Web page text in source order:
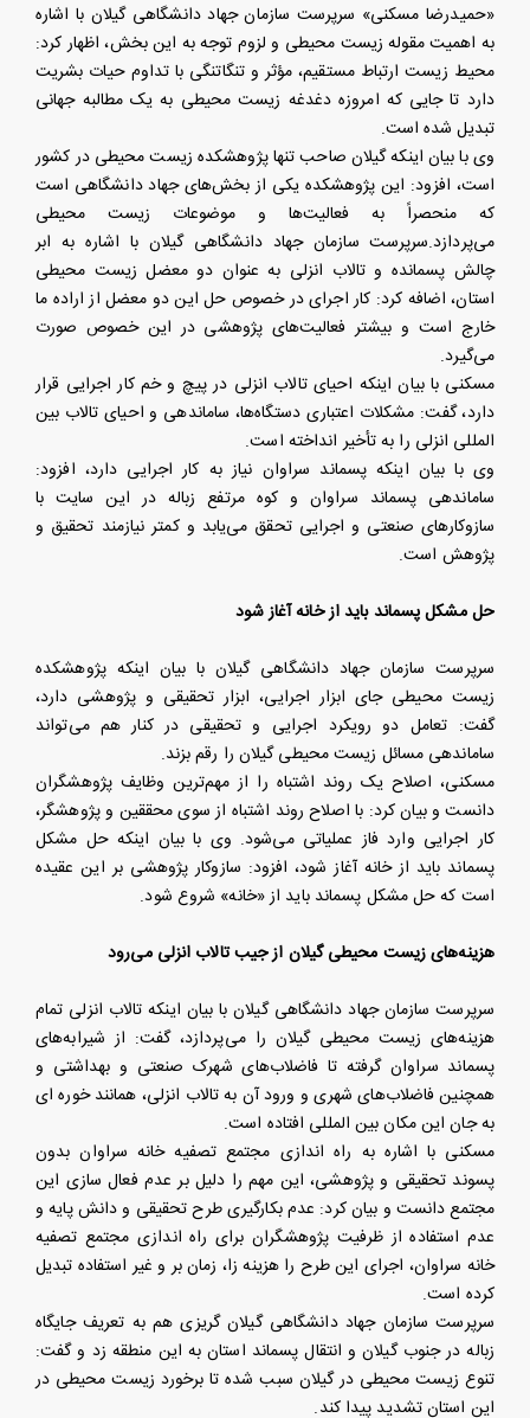
«حمیدرضا مسکنی» سرپرست سازمان جهاد دانشگاهی گیلان با اشاره
به اهمیت مقوله زیست محیطی و لزوم توجه به این بخش، اظهار کرد:
محیط زیست ارتباط مستقیم، مؤثر و تنگاتنگی با تداوم حیات بشریت
دارد تا جایی که امروزه دغدغه زیست محیطی به یک مطالبه جهانی
تبدیل شده است.
وی با بیان اینکه گیلان صاحب تنها پژوهشکده زیست محیطی در کشور
است، افزود: این پژوهشکده یکی از بخش‌های جهاد دانشگاهی است
که منحصراً به فعالیت‌ها و موضوعات زیست محیطی
می‌پردازد.سرپرست سازمان جهاد دانشگاهی گیلان با اشاره به ابر
چالش پسمانده و تالاب انزلی به عنوان دو معضل زیست محیطی
استان، اضافه کرد: کار اجرای در خصوص حل این دو معضل از اراده ما
خارج است و بیشتر فعالیت‌های پژوهشی در این خصوص صورت
می‌گیرد.
مسکنی با بیان اینکه احیای تالاب انزلی در پیچ و خم کار اجرایی قرار
دارد، گفت: مشکلات اعتباری دستگاه‌ها، ساماندهی و احیای تالاب بین
المللی انزلی را به تأخیر انداخته است.
وی با بیان اینکه پسماند سراوان نیاز به کار اجرایی دارد، افزود:
ساماندهی پسماند سراوان و کوه مرتفع زباله در این سایت با
سازوکارهای صنعتی و اجرایی تحقق می‌یابد و کمتر نیازمند تحقیق و
پژوهش است.
حل مشکل پسماند باید از خانه آغاز شود
سرپرست سازمان جهاد دانشگاهی گیلان با بیان اینکه پژوهشکده
زیست محیطی جای ابزار اجرایی، ابزار تحقیقی و پژوهشی دارد،
گفت: تعامل دو رویکرد اجرایی و تحقیقی در کنار هم می‌تواند
ساماندهی مسائل زیست محیطی گیلان را رقم بزند.
مسکنی، اصلاح یک روند اشتباه را از مهم‌ترین وظایف پژوهشگران
دانست و بیان کرد: با اصلاح روند اشتباه از سوی محققین و پژوهشگر،
کار اجرایی وارد فاز عملیاتی می‌شود. وی با بیان اینکه حل مشکل
پسماند باید از خانه آغاز شود، افزود: سازوکار پژوهشی بر این عقیده
است که حل مشکل پسماند باید از «خانه» شروع شود.
هزینه‌های زیست محیطی گیلان از جیب تالاب انزلی می‌رود
سرپرست سازمان جهاد دانشگاهی گیلان با بیان اینکه تالاب انزلی تمام
هزینه‌های زیست محیطی گیلان را می‌پردازد، گفت: از شیرابه‌های
پسماند سراوان گرفته تا فاضلاب‌های شهرک صنعتی و بهداشتی و
همچنین فاضلاب‌های شهری و ورود آن به تالاب انزلی، همانند خوره ای
به جان این مکان بین المللی افتاده است.
مسکنی با اشاره به راه اندازی مجتمع تصفیه خانه سراوان بدون
پسوند تحقیقی و پژوهشی، این مهم را دلیل بر عدم فعال سازی این
مجتمع دانست و بیان کرد: عدم بکارگیری طرح تحقیقی و دانش پایه و
عدم استفاده از ظرفیت پژوهشگران برای راه اندازی مجتمع تصفیه
خانه سراوان، اجرای این طرح را هزینه زا، زمان بر و غیر استفاده تبدیل
کرده است.
سرپرست سازمان جهاد دانشگاهی گیلان گریزی هم به تعریف جایگاه
زباله در جنوب گیلان و انتقال پسماند استان به این منطقه زد و گفت:
تنوع زیست محیطی در گیلان سبب شده تا برخورد زیست محیطی در
این استان تشدید پیدا کند.